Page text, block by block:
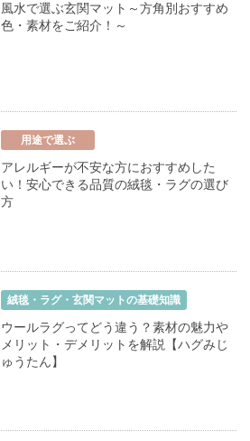
風水で選ぶ玄関マット～方角別おすすめ
色・素材をご紹介！～
用途で選ぶ
アレルギーが不安な方におすすめした
い！安心できる品質の絨毯・ラグの選び
方
絨毯・ラグ・玄関マットの基礎知識
ウールラグってどう違う？素材の魅力や
メリット・デメリットを解説【ハグみじ
ゅうたん】